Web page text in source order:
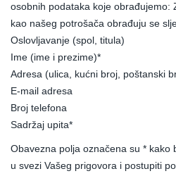
osobnih podataka koje obrađujemo:
kao našeg potrošača obrađuju se
Oslovljavanje (spol, titula)
Ime (ime i prezime)*
Adresa (ulica, kućni broj, poštanski
E-mail adresa
Broj telefona
Sadržaj upita*
Obavezna polja označena su * kako
u svezi Vašeg prigovora i postupiti